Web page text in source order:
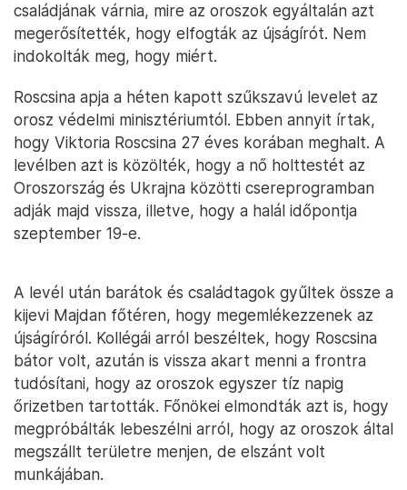
családjának várnia, mire az oroszok egyáltalán azt
megerősítették, hogy elfogták az újságírót. Nem
indokolták meg, hogy miért.
Roscsina apja a héten kapott szűkszavú levelet az
orosz védelmi minisztériumtól. Ebben annyit írtak,
hogy Viktoria Roscsina 27 éves korában meghalt. A
levélben azt is közölték, hogy a nő holttestét az
Oroszország és Ukrajna közötti csereprogramban
adják majd vissza, illetve, hogy a halál időpontja
szeptember 19-e.
A levél után barátok és családtagok gyűltek össze a
kijevi Majdan főtéren, hogy megemlékezzenek az
újságíróról. Kollégái arról beszéltek, hogy Roscsina
bátor volt, azután is vissza akart menni a frontra
tudósítani, hogy az oroszok egyszer tíz napig
őrizetben tartották. Főnökei elmondták azt is, hogy
megpróbálták lebeszélni arról, hogy az oroszok által
megszállt területre menjen, de elszánt volt
munkájában.